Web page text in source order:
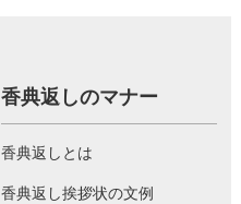
香典返しのマナー
香典返しとは
香典返し挨拶状の文例